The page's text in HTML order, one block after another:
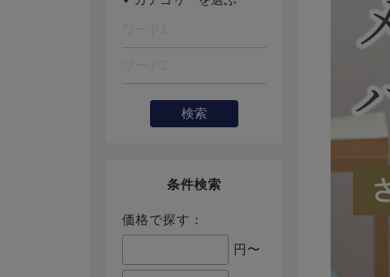
検索
条件検索
価格で探す：
円〜